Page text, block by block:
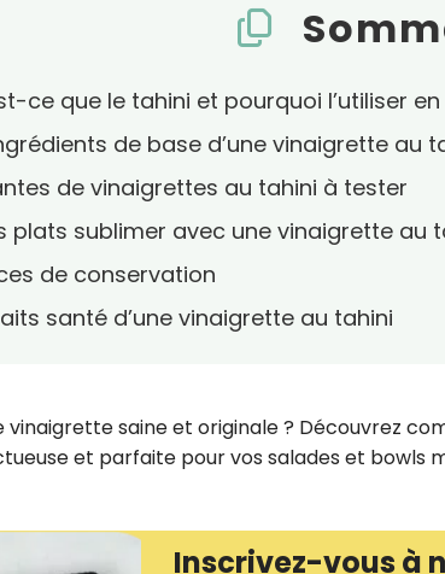
ce que le tahini et pourquoi l’utiliser
de base d’une vinaigrette au
de vinaigrettes au tahini à tester
plats sublimer avec une vinaigrette au
de conservation
santé d’une vinaigrette au tahini
vinaigrette saine et originale ? Découvrez
et parfaite pour vos salades et bowls
Inscrivez-vous à